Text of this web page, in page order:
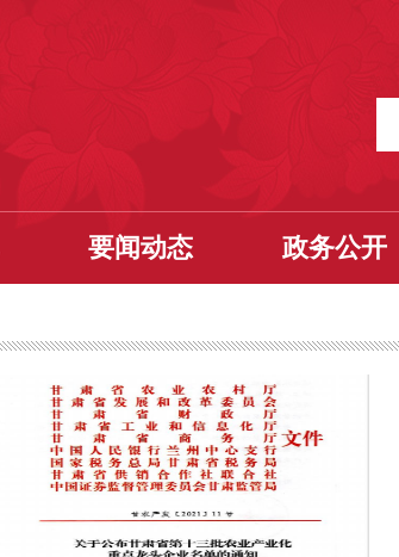
要闻动态 政务公开